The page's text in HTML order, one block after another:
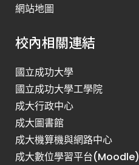
網站地圖
校內相關連結
國立成功大學
國立成功大學工學院
成大行政中心
成大圖書館
成大機算機與網路中心
成大數位學習平台(Moodle)